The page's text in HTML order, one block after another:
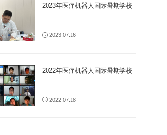
2023年医疗机器人国际暑期学校
2023.07.16
2022年医疗机器人国际暑期学校
2022.07.18